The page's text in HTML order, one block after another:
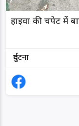
हाइवा की चपेट में
दुर्घटना